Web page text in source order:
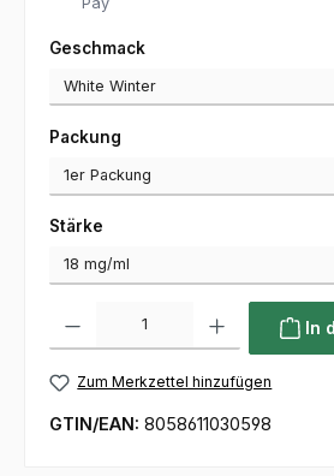
Geschmackauswählen
Packung
Stärke
In
Zum Merkzettel hinzufügen
GTIN/EAN: 8058611030598